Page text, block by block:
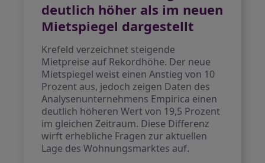
deutlich höher als im neuen
Mietspiegel dargestellt
Krefeld verzeichnet steigende
Mietpreise auf Rekordhöhe. Der neue
Mietspiegel weist einen Anstieg von 10
Prozent aus, jedoch zeigen Daten des
Analysenunternehmens Empirica einen
deutlich höheren Wert von 19,5 Prozent
im gleichen Zeitraum. Diese Differenz
wirft erhebliche Fragen zur aktuellen
Lage des Wohnungsmarktes auf.